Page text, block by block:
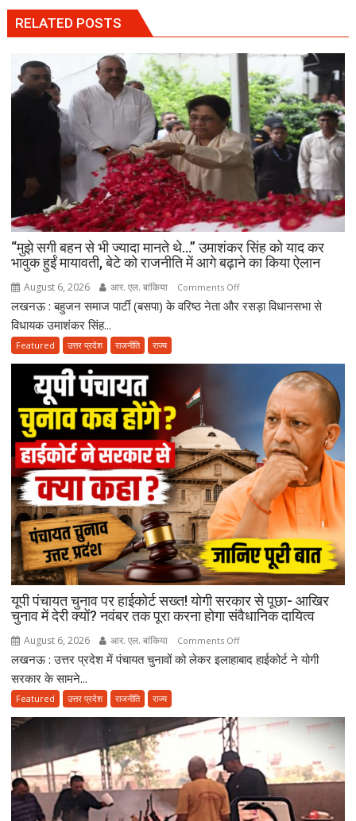
RELATED POSTS
“मुझे सगी बहन से भी ज्यादा मानते थे…” उमाशंकर सिंह को याद कर
भावुक हुईं मायावती, बेटे को राजनीति में आगे बढ़ाने का किया ऐलान
August 6, 2026 आर. एल. बांकिया Comments Offon
“मुझे
उमाशंकर
सिंह
को
याद
कर
भावुक
हुईं
मायावती,
बेटे
को
राजनीति
में
आगे
ऐलान
लखनऊ : बहुजन समाज पार्टी (बसपा) के वरिष्ठ नेता और रसड़ा विधानसभा से
विधायक उमाशंकर सिंह...
Featured उत्तर प्रदेश राजनीति राज्य
यूपी पंचायत चुनाव पर हाईकोर्ट सख्त! योगी सरकार से पूछा- आखिर
चुनाव में देरी क्यों? नवंबर तक पूरा करना होगा संवैधानिक दायित्व
August 6, 2026 आर. एल. बांकिया Comments Offon
यूपी
हाईकोर्ट
योगी
से
पूछा-
लखनऊ : उत्तर प्रदेश में पंचायत चुनावों को लेकर इलाहाबाद हाईकोर्ट ने योगी
सरकार के सामने...
Featured उत्तर प्रदेश राजनीति राज्य